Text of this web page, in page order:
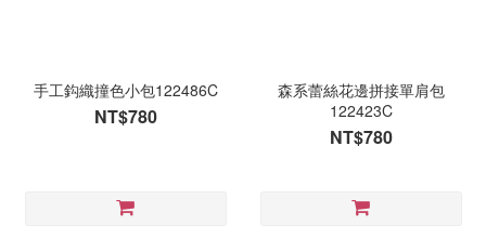
手工鈎織撞色小包122486C
NT$780
森系蕾絲花邊拼接單肩包
122423C
NT$780